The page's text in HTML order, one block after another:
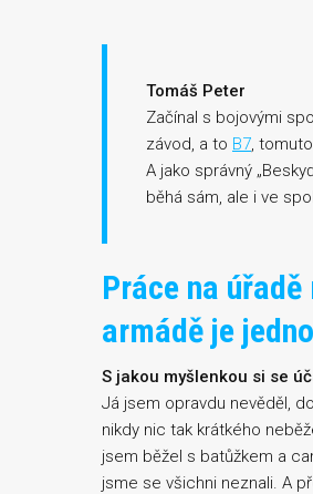
Tomáš Peter
Začínal s bojovými
závod, a to B7,
A jako správný
běhá sám, ale i ve
Práce na
armádě je
S jakou myšlenkou si se
Já jsem opravdu nevěděl,
nikdy nic tak krátkého
jsem běžel s batůžkem a
jsme se všichni neznali. A